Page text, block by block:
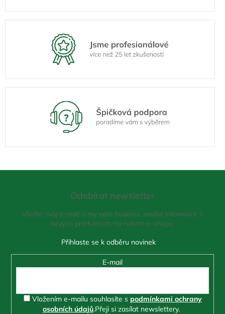
Odebírat newsletter
Vložte svůj e-mail a my vám budeme zasílat informace o
nových produktech na našem e-shopu.
E-mail
Vložením e-mailu souhlasíte s podmínkami ochrany
osobních údajů.Přeji si zasílat newslettery.